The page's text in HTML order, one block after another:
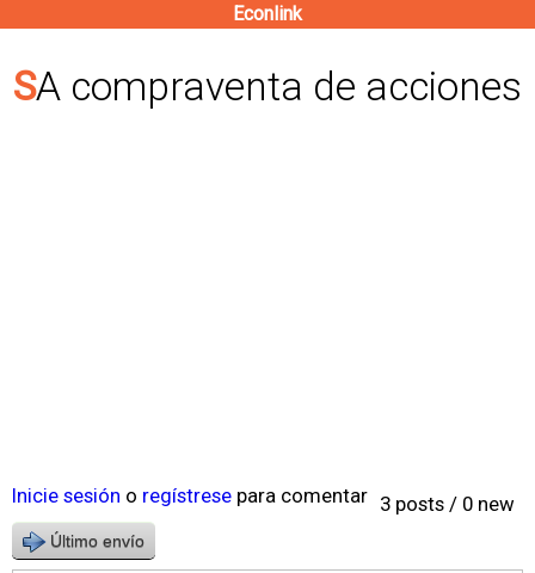
contenido
Econlink
SA compraventa de acciones
3 posts / 0 new
Inicie sesión o regístrese para comentar
Último envío